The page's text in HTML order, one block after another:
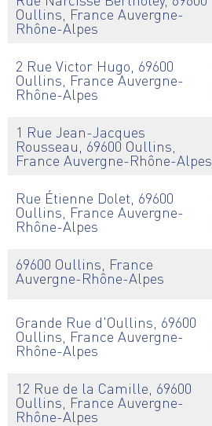
Oullins, France Auvergne-
Rhône-Alpes
2 Rue Victor Hugo, 69600
Oullins, France Auvergne-
Rhône-Alpes
1 Rue Jean-Jacques
Rousseau, 69600 Oullins,
France Auvergne-Rhône-Alpes
Rue Étienne Dolet, 69600
Oullins, France Auvergne-
Rhône-Alpes
69600 Oullins, France
Auvergne-Rhône-Alpes
Grande Rue d'Oullins, 69600
Oullins, France Auvergne-
Rhône-Alpes
12 Rue de la Camille, 69600
Oullins, France Auvergne-
Rhône-Alpes